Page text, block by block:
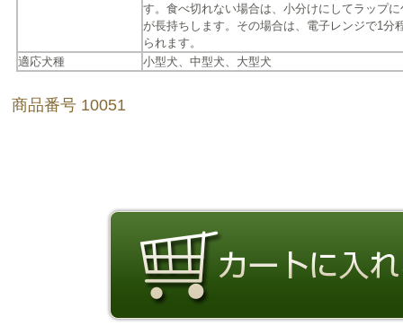
す。食べ切れない場合は、小分けにしてラップ
が長持ちします。その場合は、電子レンジで1分
られます。
適応犬種
小型犬、中型犬、大型犬
商品番号 10051